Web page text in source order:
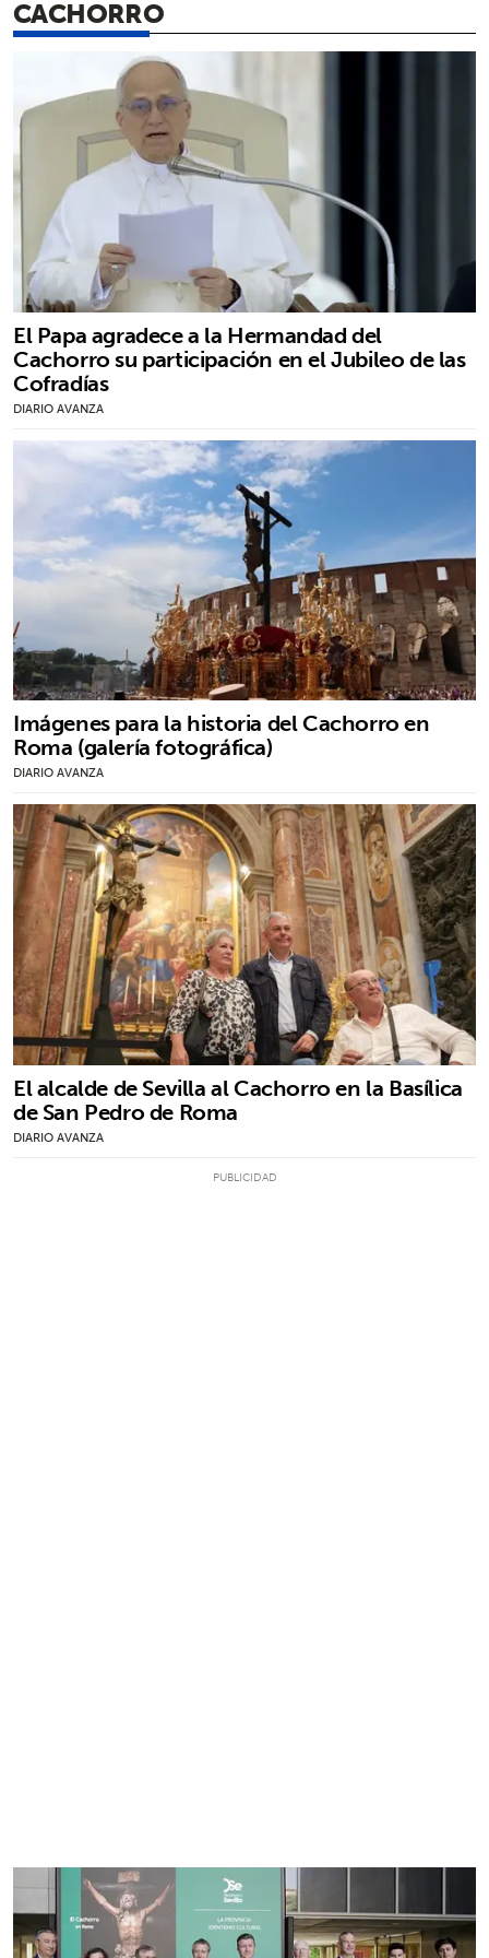
CACHORRO
El Papa agradece a la Hermandad del
Cachorro su participación en el Jubileo de las
Cofradías
DIARIO AVANZA
Imágenes para la historia del Cachorro en
Roma (galería fotográfica)
DIARIO AVANZA
El alcalde de Sevilla al Cachorro en la Basílica
de San Pedro de Roma
DIARIO AVANZA